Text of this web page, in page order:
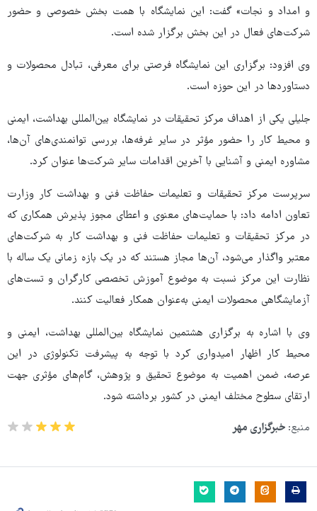
و امداد و نجات» گفت: این نمایشگاه با همت بخش خصوصی و حضور
شرکت‌های فعال در این بخش برگزار شده است.
وی افزود: برگزاری این نمایشگاه فرصتی برای معرفی، تبادل محصولات و
دستاوردها در این حوزه است.
جلیلی یکی از اهداف مرکز تحقیقات در نمایشگاه بین‌المللی بهداشت، ایمنی
و محیط کار را حضور مؤثر در سایر غرفه‌ها، بررسی توانمندی‌های آن‌ها،
مشاوره ایمنی و آشنایی با آخرین اقدامات سایر شرکت‌ها عنوان کرد.
سرپرست مرکز تحقیقات و تعلیمات حفاظت فنی و بهداشت کار وزارت
تعاون ادامه داد: با حمایت‌های معنوی و اعطای مجوز پذیرش همکاری که
در مرکز تحقیقات و تعلیمات حفاظت فنی و بهداشت کار به شرکت‌های
معتبر واگذار می‌شود، آن‌ها مجاز هستند که در یک بازه زمانی یک ساله با
نظارت این مرکز نسبت به موضوع آموزش تخصصی کارگران و تست‌های
آزمایشگاهی محصولات ایمنی به‌عنوان همکار فعالیت کنند.
وی با اشاره به برگزاری هشتمین نمایشگاه بین‌المللی بهداشت، ایمنی و
محیط کار اظهار امیدواری کرد با توجه به پیشرفت تکنولوژی در این
عرصه، ضمن اهمیت به موضوع تحقیق و پژوهش، گام‌های مؤثری جهت
ارتقای سطوح مختلف ایمنی در کشور برداشته شود. ‌
منبع: خبرگزاری مهر